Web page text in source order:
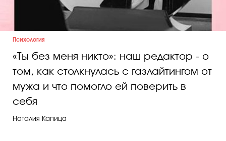
Психология
«Ты без меня никто»: наш редактор - о
том, как столкнулась с газлайтингом от
мужа и что помогло ей поверить в
себя
Наталия Капица